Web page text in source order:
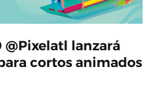
@Pixelatl lanzará
cortos animados